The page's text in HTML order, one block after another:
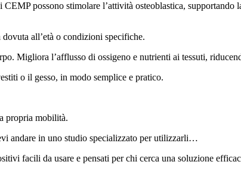
possono stimolare l’attività osteoblastica, supportando
all’età o condizioni specifiche.
Migliora l’afflusso di ossigeno e nutrienti ai tessuti,
o il gesso, in modo semplice e pratico.
propria mobilità.
andare in uno studio specializzato per utilizzarli…
facili da usare e pensati per chi cerca una soluzione